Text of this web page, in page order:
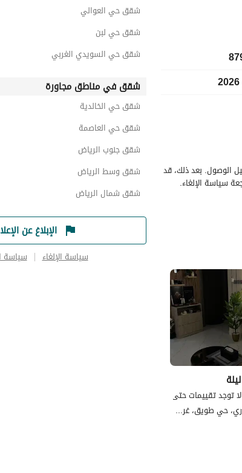
الوصول. بعد ذلك، قد
سياسة الإلغاء.
لا توجد تقييمات حتى الآن
صندوق طويق العقاري، حي طويق، غرب الرياض، الرياض
شقق حي العوالي
شقق حي لبن
شقق حي السويدي الغربي
شقق في مناطق مجاورة
شقق حي الخالدية
شقق حي العاصمة
شقق جنوب الرياض
شقق وسط الرياض
شقق شمال الرياض
الإبلاغ عن
سياسة الإلغاء سياسة